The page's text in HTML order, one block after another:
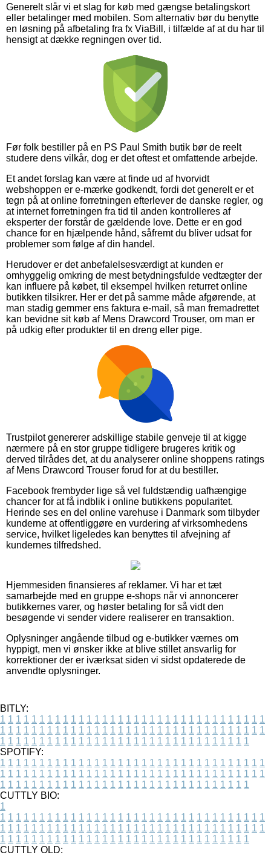
Generelt slår vi et slag for køb med gængse betalingskort
eller betalinger med mobilen. Som alternativ bør du benytte
en løsning på afbetaling fra fx ViaBill, i tilfælde af at du har til
hensigt at dække regningen over tid.
Før folk bestiller på en PS Paul Smith butik bør de reelt
studere dens vilkår, dog er det oftest et omfattende arbejde.
Et andet forslag kan være at finde ud af hvorvidt
webshoppen er e-mærke godkendt, fordi det generelt er et
tegn på at online forretningen efterlever de danske regler, og
at internet forretningen fra tid til anden kontrolleres af
eksperter der forstår de gældende love. Dette er en god
chance for en hjælpende hånd, såfremt du bliver udsat for
problemer som følge af din handel.
Herudover er det anbefalelsesværdigt at kunden er
omhyggelig omkring de mest betydningsfulde vedtægter der
kan influere på købet, til eksempel hvilken returret online
butikken tilsikrer. Her er det på samme måde afgørende, at
man stadig gemmer ens faktura e-mail, så man fremadrettet
kan bevidne sit køb af Mens Drawcord Trouser, om man er
på udkig efter produkter til en dreng eller pige.
Trustpilot genererer adskillige stabile genveje til at kigge
nærmere på en stor gruppe tidligere brugeres kritik og
derved tilrådes det, at du analyserer online shoppens ratings
af Mens Drawcord Trouser forud for at du bestiller.
Facebook frembyder lige så vel fuldstændig uafhængige
chancer for at få indblik i online butikkens popularitet.
Herinde ses en del online varehuse i Danmark som tilbyder
kunderne at offentliggøre en vurdering af virksomhedens
service, hvilket ligeledes kan benyttes til afvejning af
kundernes tilfredshed.
Hjemmesiden finansieres af reklamer. Vi har et tæt
samarbejde med en gruppe e-shops når vi annoncerer
butikkernes varer, og høster betaling for så vidt den
besøgende vi sender videre realiserer en transaktion.
Oplysninger angående tilbud og e-butikker værnes om
hyppigt, men vi ønsker ikke at blive stillet ansvarlig for
korrektioner der er iværksat siden vi sidst opdaterede de
anvendte oplysninger.
BITLY:
1 1 1 1 1 1 1 1 1 1 1 1 1 1 1 1 1 1 1 1 1 1 1 1 1 1 1 1 1 1 1 1 1 1
1 1 1 1 1 1 1 1 1 1 1 1 1 1 1 1 1 1 1 1 1 1 1 1 1 1 1 1 1 1 1 1 1 1
1 1 1 1 1 1 1 1 1 1 1 1 1 1 1 1 1 1 1 1 1 1 1 1 1 1 1 1 1 1 1 1
SPOTIFY:
1 1 1 1 1 1 1 1 1 1 1 1 1 1 1 1 1 1 1 1 1 1 1 1 1 1 1 1 1 1 1 1 1 1
1 1 1 1 1 1 1 1 1 1 1 1 1 1 1 1 1 1 1 1 1 1 1 1 1 1 1 1 1 1 1 1 1 1
1 1 1 1 1 1 1 1 1 1 1 1 1 1 1 1 1 1 1 1 1 1 1 1 1 1 1 1 1 1 1 1
CUTTLY BIO:
1
1 1 1 1 1 1 1 1 1 1 1 1 1 1 1 1 1 1 1 1 1 1 1 1 1 1 1 1 1 1 1 1 1 1
1 1 1 1 1 1 1 1 1 1 1 1 1 1 1 1 1 1 1 1 1 1 1 1 1 1 1 1 1 1 1 1 1 1
1 1 1 1 1 1 1 1 1 1 1 1 1 1 1 1 1 1 1 1 1 1 1 1 1 1 1 1 1 1 1 1
CUTTLY OLD: